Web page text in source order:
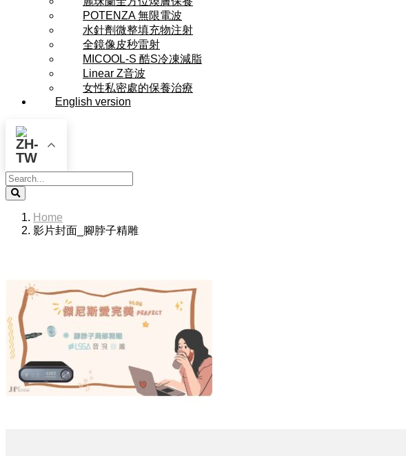
POTENZA 無限電波
水針劑微整填充物注射
全鏡像皮秒雷射
MICOOL-S 酷S冷凍減脂
Linear Z音波
女性私密處的保養治療
English version
Search
Home
影片封面_腳脖子精雕